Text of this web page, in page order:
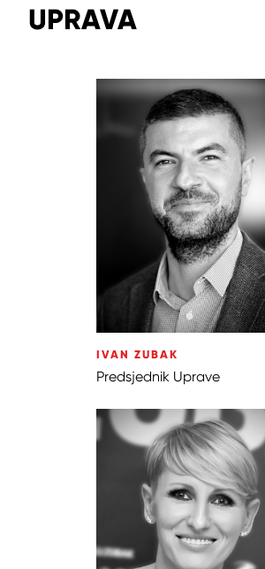
UPRAVA
IVAN ZUBAK
Predsjednik Uprave